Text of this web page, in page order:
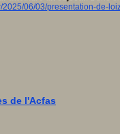
2025/06/03/presentation-de-
de l'Acfas